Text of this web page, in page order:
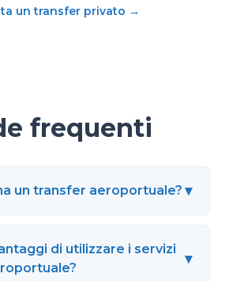
un transfer privato →
frequenti
un transfer aeroportuale? ▾
di utilizzare i servizi
▾